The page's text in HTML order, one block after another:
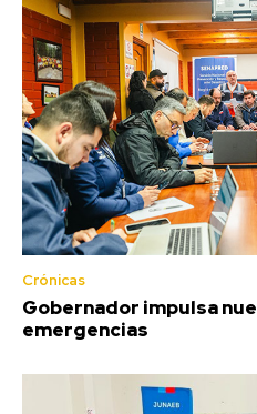
Crónicas
Gobernador impulsa
emergencias